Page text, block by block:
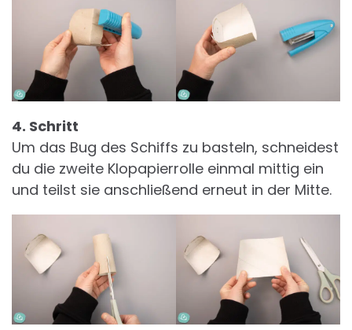
4. Schritt
Um das Bug des Schiffs zu basteln, schneidest
du die zweite Klopapierrolle einmal mittig ein
und teilst sie anschließend erneut in der Mitte.